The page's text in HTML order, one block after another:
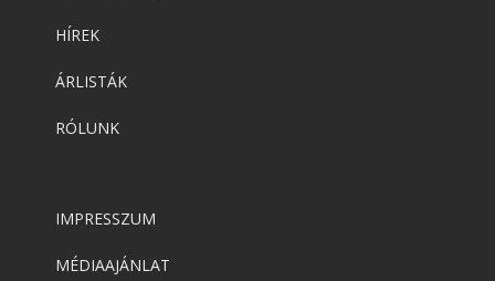
HÍREK
ÁRLISTÁK
RÓLUNK
IMPRESSZUM
MÉDIAAJÁNLAT